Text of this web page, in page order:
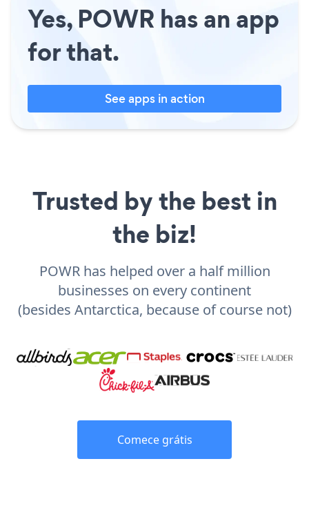
Yes, POWR has an app
for that.
See apps in action
Trusted by the best in
the biz!
POWR has helped over a half million
businesses on every continent
(besides Antarctica, because of course not)
Comece grátis